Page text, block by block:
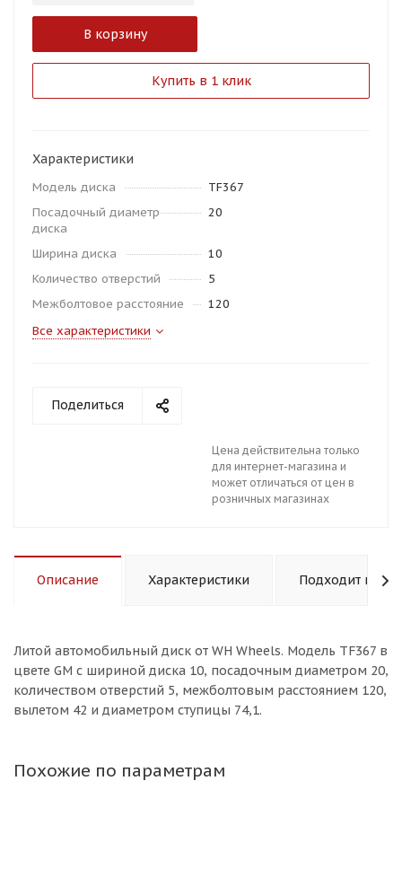
В корзину
Купить в 1 клик
Характеристики
Модель диска
TF367
Посадочный диаметр
диска
20
Ширина диска
10
Количество отверстий
5
Межболтовое расстояние
120
Все характеристики
Поделиться
Цена действительна только
для интернет-магазина и
может отличаться от цен в
розничных магазинах
Описание Характеристики Подходит к
Литой aвтомобильный диск от WH Wheels. Модель TF367 в
цвете GM с шириной диска 10, посадочным диаметром 20,
количеством отверстий 5, межболтовым расстоянием 120,
вылетом 42 и диаметром ступицы 74,1.
Похожие по параметрам